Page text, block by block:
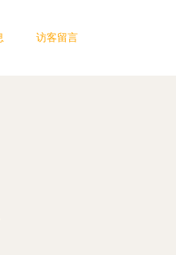
访客留言